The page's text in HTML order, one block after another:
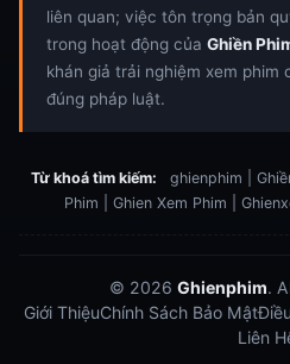
liên quan; việc tôn trọng bản
trong hoạt động của Ghiền
khán giả trải nghiệm xem phim
đúng pháp luật.
Từ khoá tìm kiếm:
ghienphim |
Phim | Ghien Xem Phim |
© 2026 Ghienphim.
Giới ThiệuChính Sách Bảo Mật
Liên